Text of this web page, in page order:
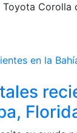
Corolla